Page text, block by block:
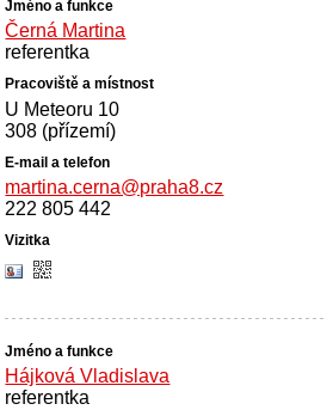
Černá Martina
referentka
U Meteoru 10
308 (přízemí)
martina.cerna@praha8.cz
222 805 442
Hájková Vladislava
referentka